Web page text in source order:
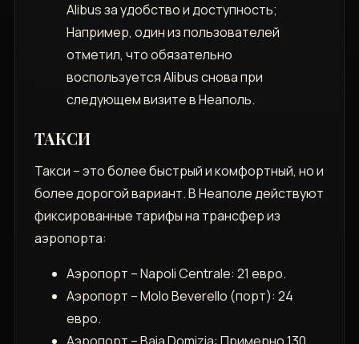
Alibus за удобство и доступность;
Например, один из пользователей
отметил, что обязательно
воспользуется Alibus снова при
следующем визите в Неаполь.
ТАКСИ
Такси – это более быстрый и комфортный, но и
более дорогой вариант. В Неаполе действуют
фиксированные тарифы на трансфер из
аэропорта:
Аэропорт – Napoli Centrale: 21 евро.
Аэропорт – Molo Beverello (порт): 24
евро.